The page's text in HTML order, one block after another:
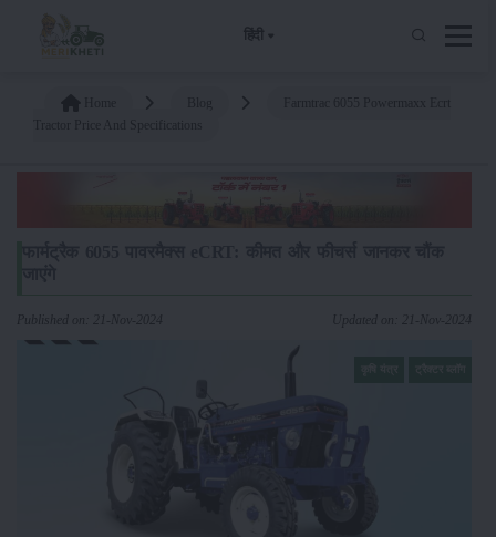
हिंदी
Published on: 21-Nov-2024 Updated on: 21-Nov-2024